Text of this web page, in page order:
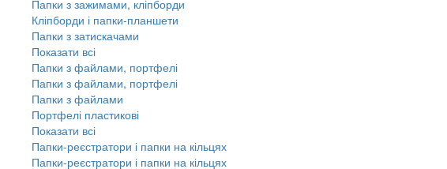
Папки з зажимами, кліпборди
Кліпборди і папки-планшети
Папки з затискачами
Показати всі
Папки з файлами, портфелі
Папки з файлами, портфелі
Папки з файлами
Портфелі пластикові
Показати всі
Папки-реєстратори і папки на кільцях
Папки-реєстратори і папки на кільцях